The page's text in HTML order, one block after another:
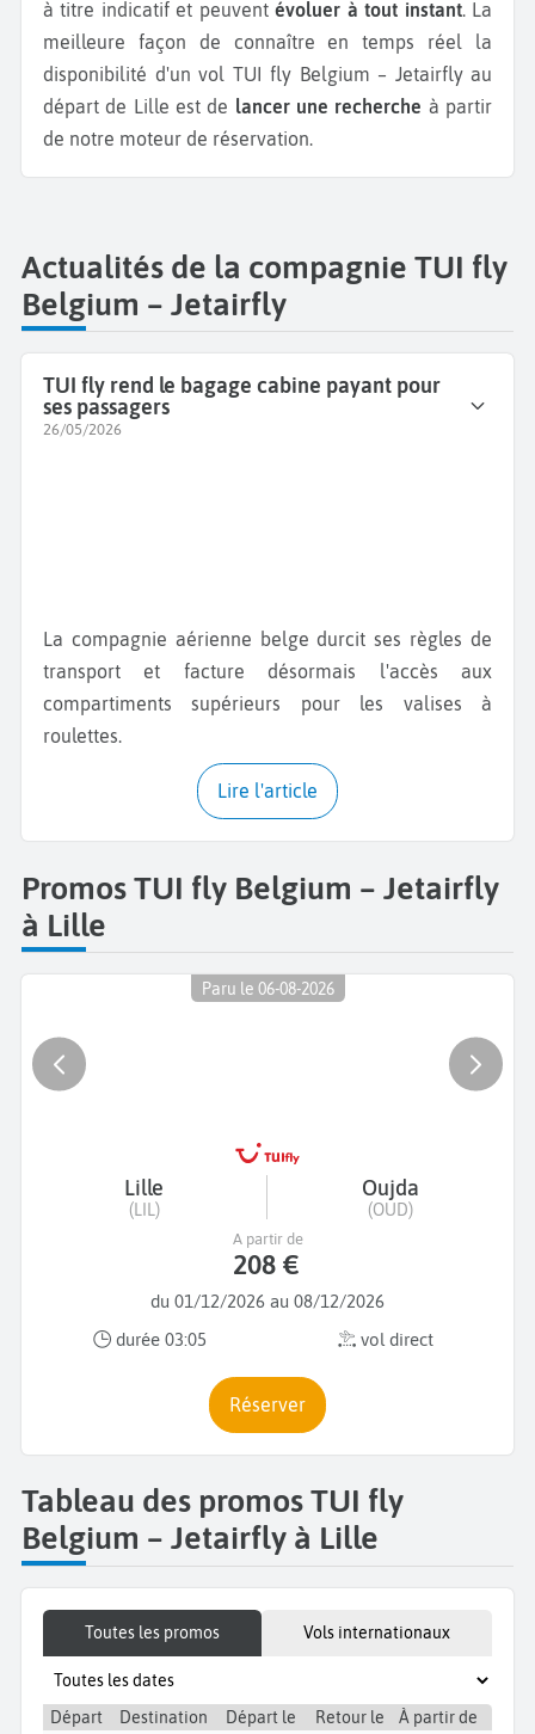
à titre indicatif et peuventévoluer à tout instant. La
meilleure façon de connaître en temps réel la
disponibilité d'un vol TUI fly Belgium – Jetairfly au
départ de Lille est de lancer une recherche à partir
de notre moteur de réservation.
Actualités de la compagnie TUI fly
Belgium – Jetairfly
TUI fly rend le bagage cabine payant pour
ses passagers
26/05/2026
La compagnie aérienne belge durcit ses règles de
transport et facture désormais l'accès aux
compartiments supérieurs pour les valises à
roulettes.
Lire l'article
Promos TUI fly Belgium – Jetairfly
à Lille
Paru le 06-08-2026
Lille
(LIL)
Oujda
(OUD)
du 01/12/2026 au 08/12/2026
durée 03:05
vol direct
A partir de
208 €
Réserver
Tableau des promos TUI fly
Belgium – Jetairfly à Lille
Toutes les promos Vols internationaux
Départ Destination Départ le Retour le À partir de